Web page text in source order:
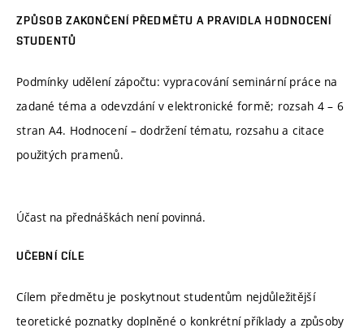
ZPŮSOB ZAKONČENÍ PŘEDMĚTU A PRAVIDLA HODNOCENÍ
STUDENTŮ
Podmínky udělení zápočtu: vypracování seminární práce na
zadané téma a odevzdání v elektronické formě; rozsah 4 – 6
stran A4. Hodnocení – dodržení tématu, rozsahu a citace
použitých pramenů.
Účast na přednáškách není povinná.
UČEBNÍ CÍLE
Cílem předmětu je poskytnout studentům nejdůležitější
teoretické poznatky doplněné o konkrétní příklady a způsoby